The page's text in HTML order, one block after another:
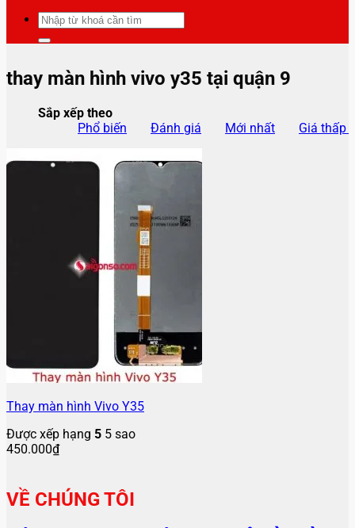
Tìm
kiếm:
thay màn hình vivo y35 tại quận 9
Sắp xếp theo
Phổ biến
Đánh giá Mới nhất Giá thấp
Thay màn hình Vivo Y35
Được xếp hạng 5 5 sao
450.000₫
VỀ CHÚNG TÔI